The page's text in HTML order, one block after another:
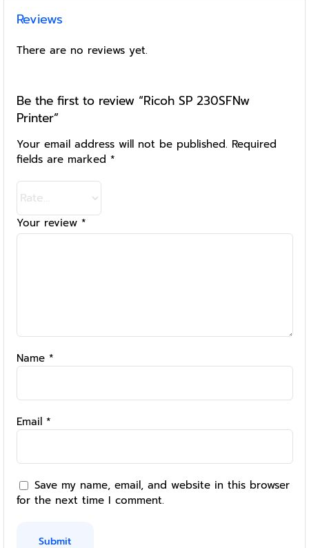
Reviews
There are no reviews yet.
Be the first to review “Ricoh SP 230SFNw
Printer”
Your email address will not be published. Required
fields are marked *
Your review *
Name *
Email *
Save my name, email, and website in this browser
for the next time I comment.